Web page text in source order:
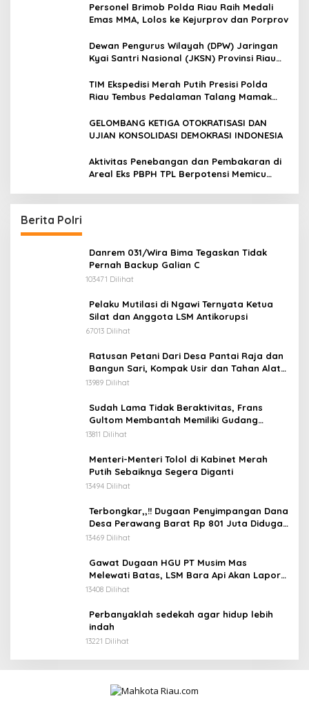
Personel Brimob Polda Riau Raih Medali
Emas MMA, Lolos ke Kejurprov dan Porprov
Dewan Pengurus Wilayah (DPW) Jaringan
Kyai Santri Nasional (JKSN) Provinsi Riau
audiensi ke Badan Kesatuan Bangsa dan
Politik (Kesbangpol) Provinsi Riau
TIM Ekspedisi Merah Putih Presisi Polda
Riau Tembus Pedalaman Talang Mamak
Kepedulian Nyata untuk Negeri
GELOMBANG KETIGA OTOKRATISASI DAN
UJIAN KONSOLIDASI DEMOKRASI INDONESIA
Aktivitas Penebangan dan Pembakaran di
Areal Eks PBPH TPL Berpotensi Memicu
Berita Polri
Danrem 031/Wira Bima Tegaskan Tidak
Pernah Backup Galian C
103471 Dilihat
Pelaku Mutilasi di Ngawi Ternyata Ketua
Silat dan Anggota LSM Antikorupsi
67013 Dilihat
Ratusan Petani Dari Desa Pantai Raja dan
Bangun Sari, Kompak Usir dan Tahan Alat
Berat Milik Hanafi Cs.
13989 Dilihat
Sudah Lama Tidak Beraktivitas, Frans
Gultom Membantah Memiliki Gudang
Penimbunan BBM
13811 Dilihat
Menteri-Menteri Tolol di Kabinet Merah
Putih Sebaiknya Segera Diganti
13494 Dilihat
Terbongkar,,!! Dugaan Penyimpangan Dana
Desa Perawang Barat Rp 801 Juta Diduga
Tidak Jelas Penggunaannya
13469 Dilihat
Gawat Dugaan HGU PT Musim Mas
Melewati Batas, LSM Bara Api Akan Lapor
ke APH dan Satgas PKH
13408 Dilihat
Perbanyaklah sedekah agar hidup lebih
indah
13221 Dilihat